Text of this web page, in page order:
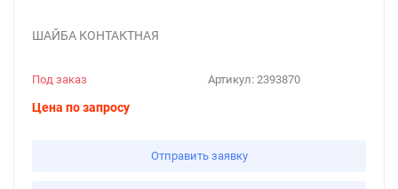
ШАЙБА КОНТАКТНАЯ
Артикул: 2393870
Под заказ
Цена по запросу
Отправить заявку